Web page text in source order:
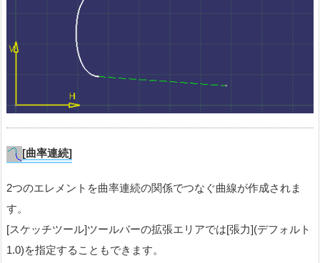
[曲率連続]
2つのエレメントを曲率連続の関係でつなぐ曲線が作成されま
す。
[スケッチツール]ツールバーの拡張エリアでは[張力](デフォルト
1.0)を指定することもできます。